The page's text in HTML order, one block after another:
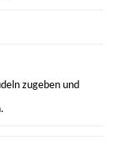
zugeben und